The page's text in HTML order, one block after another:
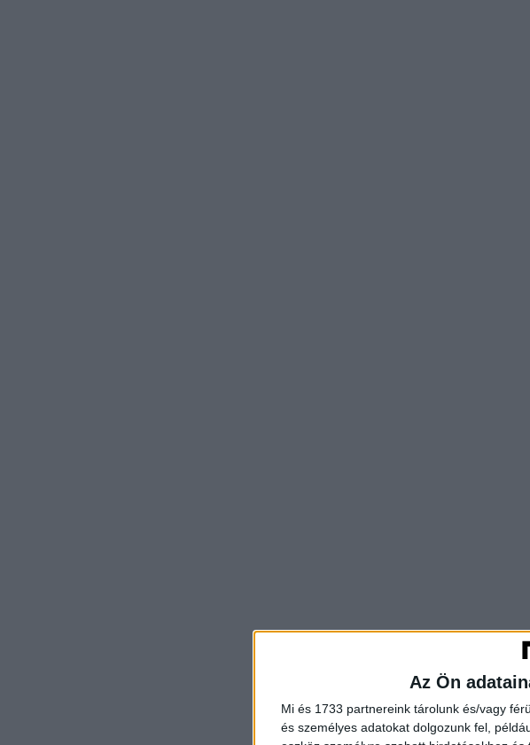
Az Ön
Mi és 1733 partnereink tárolunk és/vagy
és személyes adatokat dolgozunk fel,